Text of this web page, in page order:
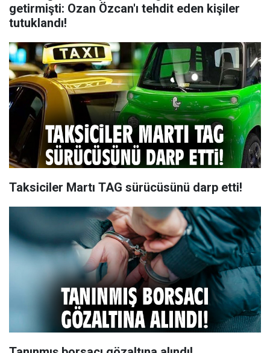
getirmişti: Ozan Özcan'ı tehdit eden kişiler
tutuklandı!
Taksiciler Martı TAG sürücüsünü darp etti!